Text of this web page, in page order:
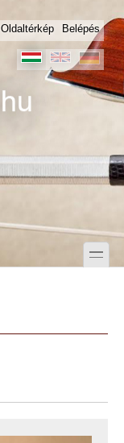
Oldaltérkép Belépés
toggle